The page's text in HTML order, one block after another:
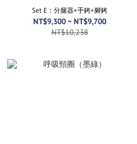
Set E：分腿器+手銬+腳銬
NT$9,300 ~ NT$9,700
NT$10,238